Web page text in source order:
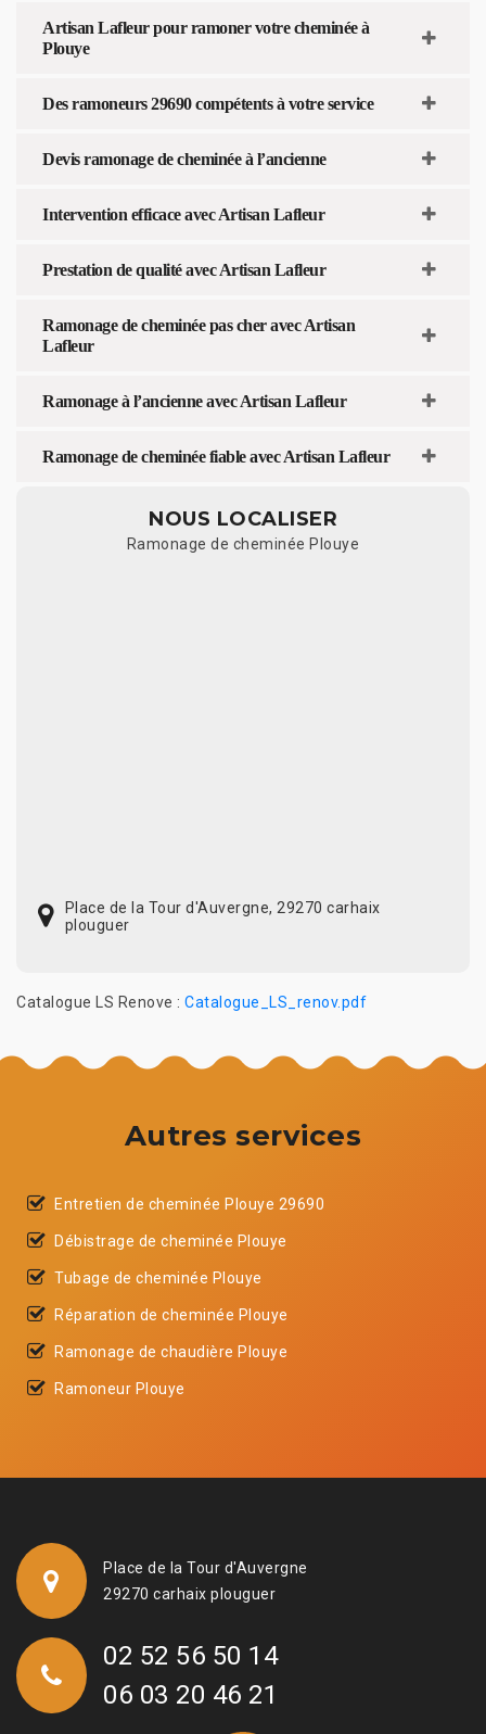
Artisan Lafleur pour ramoner votre cheminée à
Plouye
Des ramoneurs 29690 compétents à votre service
Devis ramonage de cheminée à l’ancienne
Intervention efficace avec Artisan Lafleur
Prestation de qualité avec Artisan Lafleur
Ramonage de cheminée pas cher avec Artisan
Lafleur
Ramonage à l’ancienne avec Artisan Lafleur
Ramonage de cheminée fiable avec Artisan Lafleur
NOUS LOCALISER
Ramonage de cheminée Plouye
Place de la Tour d'Auvergne, 29270 carhaix
plouguer
Catalogue LS Renove : Catalogue_LS_renov.pdf
Autres services
Entretien de cheminée Plouye 29690
Débistrage de cheminée Plouye
Tubage de cheminée Plouye
Réparation de cheminée Plouye
Ramonage de chaudière Plouye
Ramoneur Plouye
Place de la Tour d'Auvergne
29270 carhaix plouguer
02 52 56 50 14
06 03 20 46 21